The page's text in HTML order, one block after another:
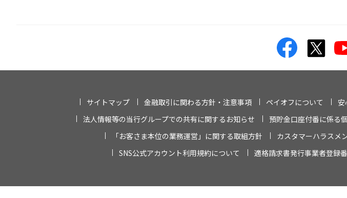
サイトマップ 金融取引に関わる方針・注意事項 ペイオフについて 安
法人情報等の当行グループでの共有に関するお知らせ
預貯金口座付番に係る
「お客さま本位の業務運営」に関する取組方針
カスタマーハラスメ
SNS公式アカウント利用規約について
適格請求書発行事業者登録